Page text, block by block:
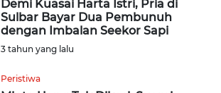
Demi Kuasai Harta Istri, Pria di
Sulbar Bayar Dua Pembunuh
dengan Imbalan Seekor Sapi
3 tahun yang lalu
Peristiwa